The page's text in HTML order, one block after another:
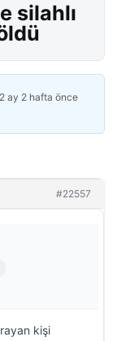
silahlı
2 ay 2 hafta önce
#22557
kişi